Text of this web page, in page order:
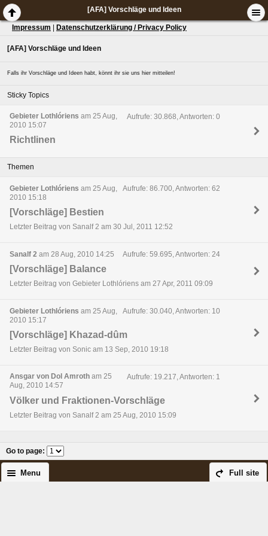
[AFA] Vorschläge und Ideen
Impressum Datenschutzerklärung / Privacy Policy
[AFA] Vorschläge und Ideen
Falls ihr Vorschläge und Ideen habt, könnt ihr sie uns hier mitteilen!
Sticky Topics
Gebieter Lothlóriens am 25 Aug,
2010 15:07
Aufrufe: 30.868, Antworten: 0
Richtlinen
Themen
Gebieter Lothlóriens am 25 Aug,
2010 15:18
Aufrufe: 86.700, Antworten: 62
[Vorschläge] Bestien
Letzter Beitrag von Sanalf 2 am 30 Jul, 2011 12:52
Sanalf 2 am 28 Aug, 2010 14:25 Aufrufe: 59.695, Antworten: 24
[Vorschläge] Balance
Letzter Beitrag von Gebieter Lothlóriens am 27 Apr, 2011 09:09
Gebieter Lothlóriens am 25 Aug,
2010 15:17
Aufrufe: 30.040, Antworten: 10
[Vorschläge] Khazad-dûm
Letzter Beitrag von Sonic am 13 Sep, 2010 19:18
Ansgar von Dol Amroth am 25
Aug, 2010 14:57
Aufrufe: 19.217, Antworten: 1
Völker und Fraktionen-Vorschläge
Letzter Beitrag von Sanalf 2 am 25 Aug, 2010 15:09
Go to page:
Full site
Menu